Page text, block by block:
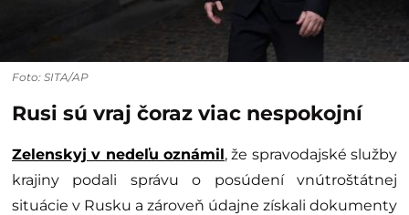
Foto: SITA/AP
Rusi sú vraj čoraz viac nespokojní
Zelenskyj v nedeľu oznámil, že spravodajské služby
krajiny podali správu o posúdení vnútroštátnej
situácie v Rusku a zároveň údajne získali dokumenty